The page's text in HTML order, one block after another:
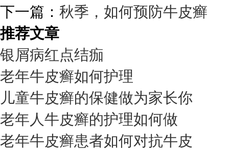
下一篇： 秋季，如何预防牛皮癣
推荐文章
银屑病红点结痂
老年牛皮癣如何护理
儿童牛皮癣的保健做为家长你
老年人牛皮癣的护理如何做
老年牛皮癣患者如何对抗牛皮